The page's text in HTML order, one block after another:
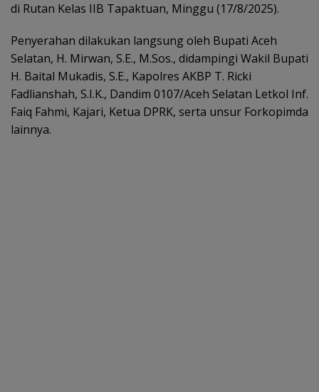
di Rutan Kelas IIB Tapaktuan, Minggu (17/8/2025).
Penyerahan dilakukan langsung oleh Bupati Aceh
Selatan, H. Mirwan, S.E., M.Sos., didampingi Wakil Bupati
H. Baital Mukadis, S.E., Kapolres AKBP T. Ricki
Fadlianshah, S.I.K., Dandim 0107/Aceh Selatan Letkol Inf.
Faiq Fahmi, Kajari, Ketua DPRK, serta unsur Forkopimda
lainnya.